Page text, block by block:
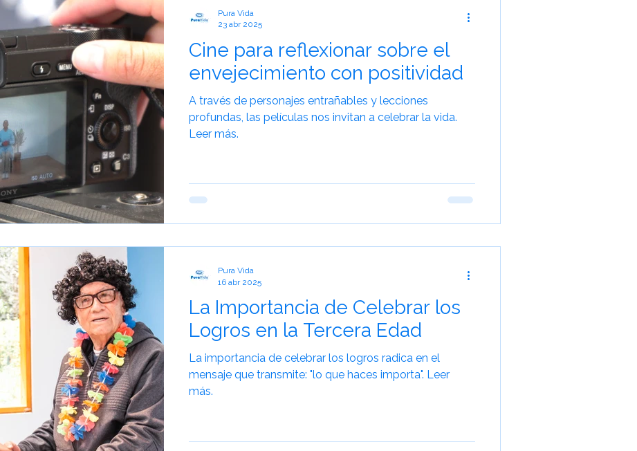
Cine para reflexionar sobre el
envejecimiento con positividad
A través de personajes entrañables y lecciones
profundas, las películas nos invitan a celebrar la vida.
Leer más.
Pura Vida
23 abr 2025
La Importancia de Celebrar los
Logros en la Tercera Edad
La importancia de celebrar los logros radica en el
mensaje que transmite: "lo que haces importa". Leer
más.
Pura Vida
16 abr 2025